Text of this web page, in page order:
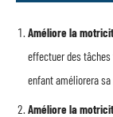
Améliore la
effectuer des
enfant améliorera
Améliore la